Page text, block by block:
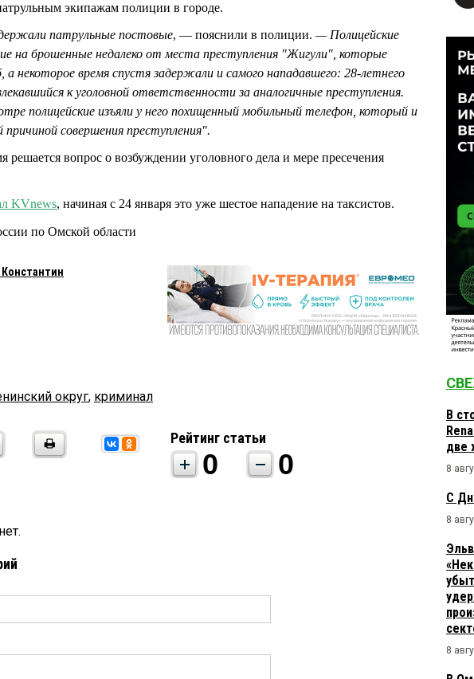
экипажам полиции в городе.
патрульные постовые, — пояснили в полиции. — Полицейские
на брошенные недалеко от места преступления "Жигули", которые
а некоторое время спустя задержали и самого нападавшего: 28-летнего
к уголовной ответственности за аналогичные преступления.
полицейские изъяли у него похищенный мобильный телефон, который и
причиной совершения преступления".
решается вопрос о возбуждении уголовного дела и мере пресечения
KVnews, начиная с 24 января это уже шестое нападение на таксистов.
по Омской области
Константин
округ, криминал
Рейтинг статьи
0 0
В
две
8
С
8
8